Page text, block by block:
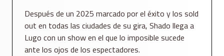
Después de un 2025 marcado por el éxito y los sold
out en todas las ciudades de su gira, Shado llega a
Lugo con un show en el que lo imposible sucede
ante los ojos de los espectadores.